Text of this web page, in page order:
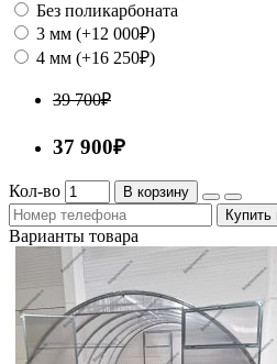
Без поликарбоната
3 мм (+12 000₽)
4 мм (+16 250₽)
39 700₽
37 900₽
Кол-во
В корзину
Купить
Варианты товара